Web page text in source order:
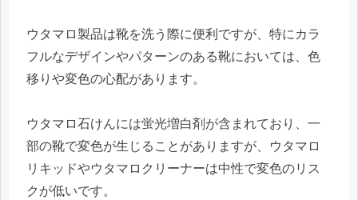
ウタマロ製品は靴を洗う際に便利ですが、特にカラ
フルなデザインやパターンのある靴においては、色
移りや変色の心配があります。
ウタマロ石けんには蛍光増白剤が含まれており、一
部の靴で変色が生じることがありますが、ウタマロ
リキッドやウタマロクリーナーは中性で変色のリス
クが低いです。